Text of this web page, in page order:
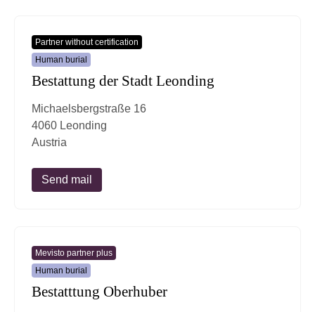
Partner without certification
Human burial
Bestattung der Stadt Leonding
Michaelsbergstraße 16
4060 Leonding
Austria
Send mail
Mevisto partner plus
Human burial
Bestatttung Oberhuber